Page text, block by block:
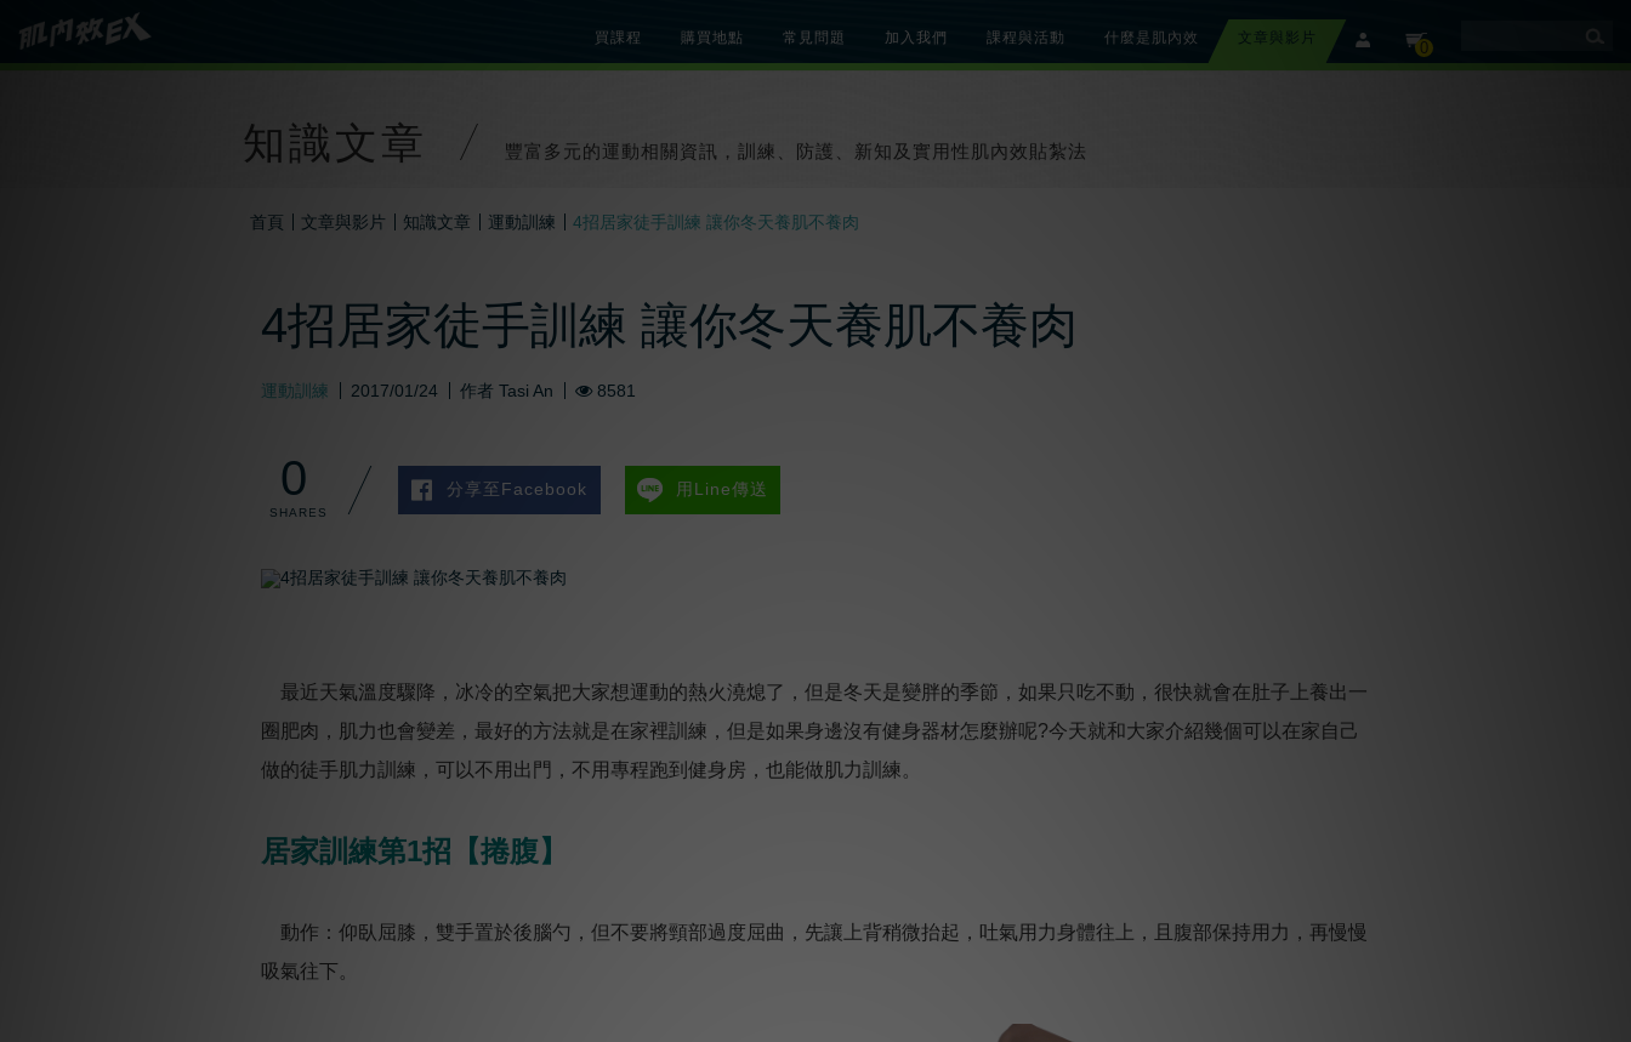
cart 0
member
買課程 購買地點 常見問題 加入我們
課程與活動
什麼是肌內效
文章與影片
知識文章 豐富多元的運動相關資訊，訓練、防護、新知及實用性肌內效貼紮法
首頁 文章與影片 知識文章 運動訓練 4招居家徒手訓練 讓你冬天養肌不養肉
4招居家徒手訓練 讓你冬天養肌不養肉
運動訓練 2017/01/24 作者 Tasi An 8581
0 分享至Facebook 用Line傳送
最近天氣溫度驟降，冰冷的空氣把大家想運動的熱火澆熄了，但是冬天是變胖的季節，如果只吃不動，很快就會在肚子上養出一
圈肥肉，肌力也會變差，最好的方法就是在家裡訓練，但是如果身邊沒有健身器材怎麼辦呢?今天就和大家介紹幾個可以在家自己
做的徒手肌力訓練，可以不用出門，不用專程跑到健身房，也能做肌力訓練。
居家訓練第1招【捲腹】
動作：仰臥屈膝，雙手置於後腦勺，但不要將頸部過度屈曲，先讓上背稍微抬起，吐氣用力身體往上，且腹部保持用力，再慢慢
吸氣往下。